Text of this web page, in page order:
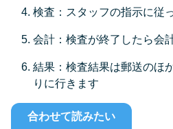
検査：スタッフの指示に従
会計：検査が終了したら会
結果：検査結果は郵送のほ
りに行きます
合わせて読みたい